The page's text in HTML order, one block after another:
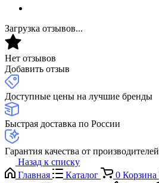
Загрузка отзывов...
Нет отзывов
Добавить отзыв
Доступные цены на лучшие бренды
Быстрая доставка по России
Гарантия качества от производителей
Назад к списку
Главная
Каталог 0 Корзина